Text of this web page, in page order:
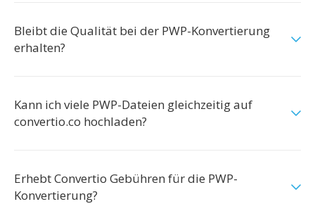
Bleibt die Qualität bei der PWP-Konvertierung
erhalten?
Kann ich viele PWP-Dateien gleichzeitig auf
convertio.co hochladen?
Erhebt Convertio Gebühren für die PWP-
Konvertierung?